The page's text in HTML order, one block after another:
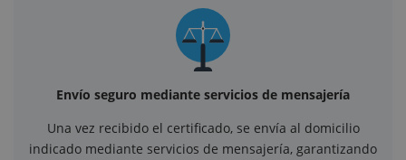
Envío seguro mediante servicios de mensajería
Una vez recibido el certificado, se envía al domicilio
indicado mediante servicios de mensajería, garantizando